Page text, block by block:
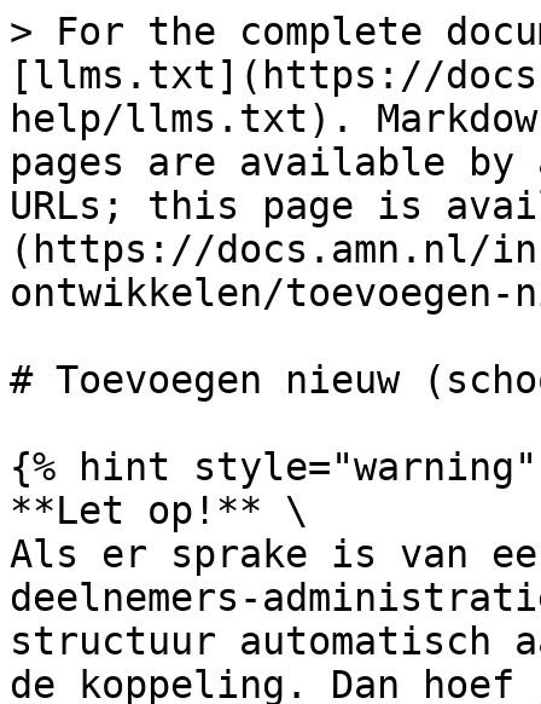
> For the complete
[llms.txt](https://
help/llms.txt).
pages are available by
URLs; this page is
(https://docs.amn.nl/
ontwikkelen/
# Toevoegen nieuw
{% hint style="warning"
**Let op!** \
Als er sprake is van
deelnemers-
structuur automatisch
de koppeling. Dan hoef